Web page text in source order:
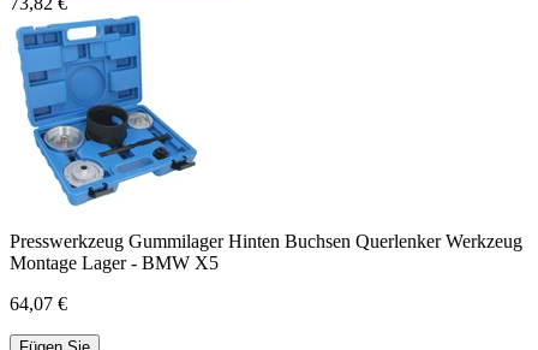
Presswerkzeug Gummilager Hinten Buchsen Querlenker Werkzeug
Montage Lager - BMW X5
64,07 €